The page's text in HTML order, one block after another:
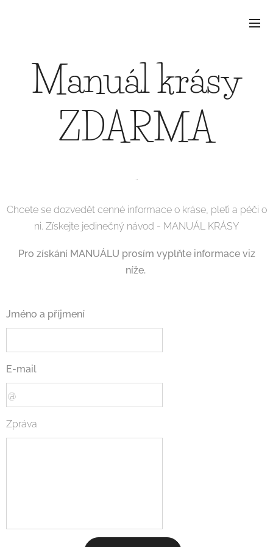
Manuál krásy
ZDARMA
¨
Chcete se dozvedět cenné informace o kráse, pleťi a péči o
ni. Získejte jedinečný návod - MANUÁL KRÁSY
Pro získání MANUÁLU prosím vyplňte informace viz
níže.
Jméno a příjmení
E-mail
Zpráva